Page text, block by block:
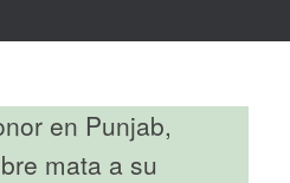
en Punjab,
mata a su